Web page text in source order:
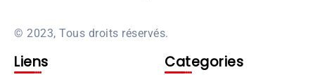
© 2023, Tous droits réservés.
Liens Categories